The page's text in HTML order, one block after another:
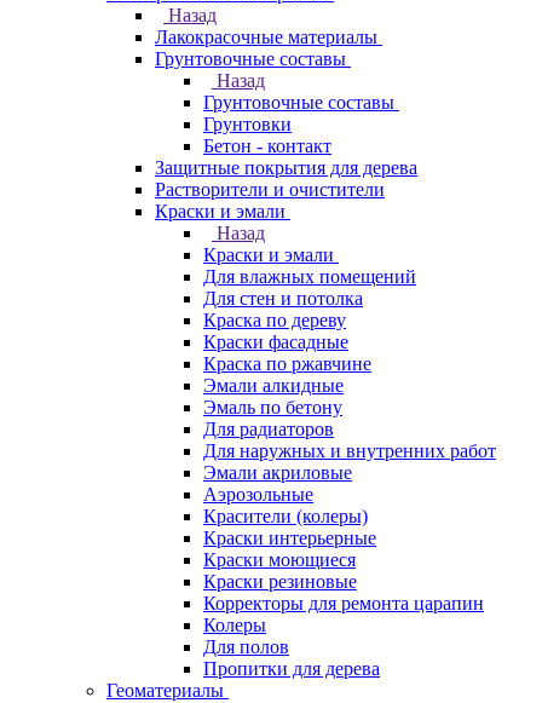
Назад
Лакокрасочные материалы
Грунтовочные составы
Назад
Грунтовочные составы
Грунтовки
Бетон - контакт
Защитные покрытия для дерева
Растворители и очистители
Краски и эмали
Назад
Краски и эмали
Для влажных помещений
Для стен и потолка
Краска по дереву
Краски фасадные
Краска по ржавчине
Эмали алкидные
Эмаль по бетону
Для радиаторов
Для наружных и внутренних работ
Эмали акриловые
Аэрозольные
Красители (колеры)
Краски интерьерные
Краски моющиеся
Краски резиновые
Корректоры для ремонта царапин
Колеры
Для полов
Пропитки для дерева
Геоматериалы